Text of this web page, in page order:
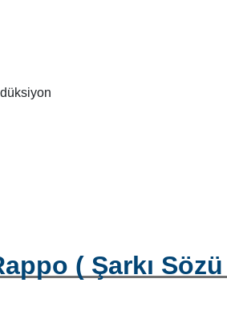
( Şarkı Sözü